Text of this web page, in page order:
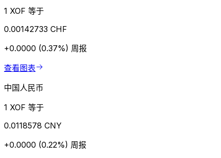
1 XOF 等于
0.00142733 CHF
+0.0000 (0.37%) 周报
查看图表
中国人民币
1 XOF 等于
0.0118578 CNY
+0.0000 (0.22%) 周报